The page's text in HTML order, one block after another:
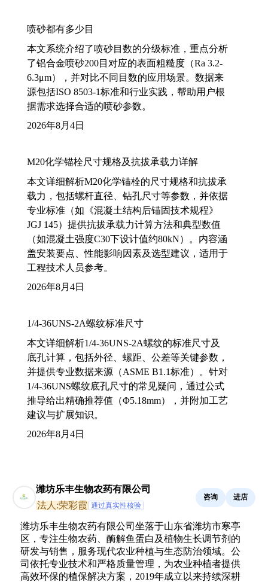
喷砂都有多少目
本文系统介绍了喷砂目数的分级标准，重点分析
了铝合金喷砂200目对应的表面粗糙度（Ra 3.2-
6.3μm），并对比不同目数的应用场景。数据来
源包括ISO 8503-1标准和行业实践，帮助用户根
据需求选择合适的喷砂参数。
2026年8月4日
M20化学锚栓尺寸规格及抗拔承载力详解
本文详细解析M20化学锚栓的尺寸规格和抗拔承
载力，包括螺杆直径、钻孔尺寸等参数，并依据
专业标准（如《混凝土结构后锚固技术规程》
JGJ 145）提供抗拔承载力计算方法和典型数值
（如混凝土强度C30下设计值约80kN）。内容涵
盖安装要点、性能影响因素及选型建议，适用于
工程技术人员参考。
2026年8月4日
1/4-36UNS-2A螺纹标准尺寸
本文详细解析1/4-36UNS-2A螺纹的标准尺寸及
底孔计算，包括外径、螺距、公差等关键参数，
并提供专业数据来源（ASME B1.1标准）。针对
1/4-36UNS螺纹底孔尺寸的常见疑问，通过公式
推导给出精确推荐值（Φ5.18mm），并附加工艺
建议与扩展知识。
2026年8月4日
潍坊乐丰生物农药有限公司
法人:荣彩霞 通过真实性核验
咨询 进店
潍坊乐丰生物农药有限公司坐落于山东省潍坊市寒亭
区，专注生物农药、酶解鱼蛋白及植物生长调节剂的
研发与销售，服务现代农业种植与生态防治领域。公
司依托专业技术和严格质量管理，为农业种植者提供
高效环保的植保解决方案，2019年成立以来持续深耕